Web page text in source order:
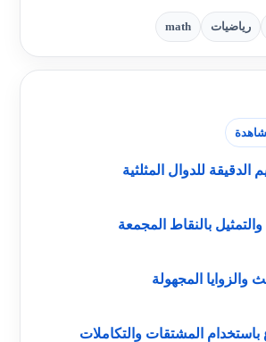
رياضيات math
الدقيقة للدوال المثلثية
بالنقاط المجمعة
والزوايا المجهولة
باستخدام المشتقات والتكاملات